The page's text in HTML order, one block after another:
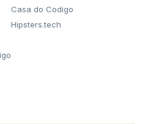
Casa do Codigo
Hipsters.tech